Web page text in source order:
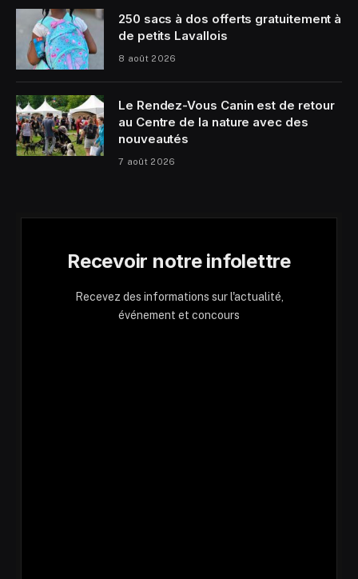
250 sacs à dos offerts gratuitement à
de petits Lavallois
8 août 2026
Le Rendez-Vous Canin est de retour
au Centre de la nature avec des
nouveautés
7 août 2026
Recevoir notre infolettre
Recevez des informations sur l'actualité,
événement et concours